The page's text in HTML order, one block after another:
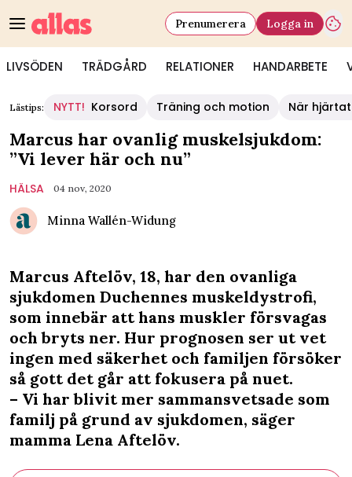
LIVSÖDEN TRÄDGÅRD RELATIONER HANDARBETE
Prenumerera Logga in
Lästips: NYTT! Korsord Träning och motion När
Marcus har ovanlig muskelsjukdom:
”Vi lever här och nu”
HÄLSA 04 nov, 2020
Minna Wallén-Widung
Marcus Aftelöv, 18, har den ovanliga
sjukdomen Duchennes muskeldystrofi,
som innebär att hans muskler försvagas
och bryts ner. Hur prognosen ser ut vet
ingen med säkerhet och familjen försöker
så gott det går att fokusera på nuet.
– Vi har blivit mer sammansvetsade som
familj på grund av sjukdomen, säger
mamma Lena Aftelöv.